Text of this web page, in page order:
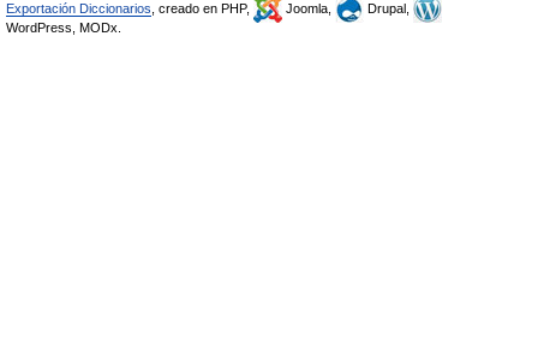
Exportación Diccionarios , creado en PHP, Joomla,
Drupal,
WordPress, MODx.